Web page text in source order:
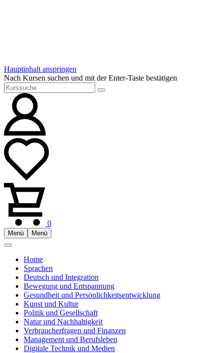
Hauptinhalt anspringen
Nach Kursen suchen und mit der Enter-Taste bestätigen
0
Menü Menü
Home
Sprachen
Deutsch und Integration
Bewegung und Entspannung
Gesundheit und Persönlichkeitsentwicklung
Kunst und Kultur
Politik und Gesellschaft
Natur und Nachhaltigkeit
Verbraucherfragen und Finanzen
Management und Berufsleben
Digitale Technik und Medien